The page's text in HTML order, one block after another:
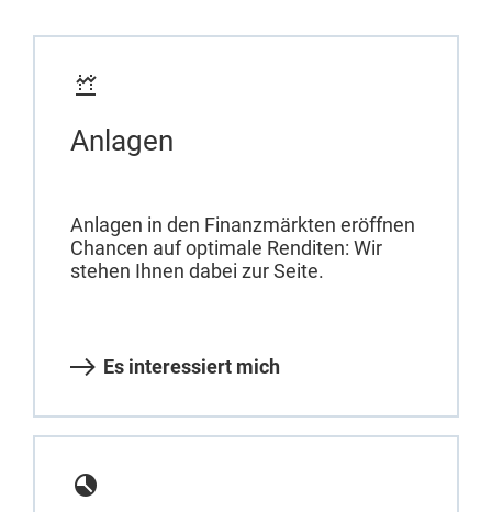
Anlagen
Anlagen in den Finanzmärkten eröffnen
Chancen auf optimale Renditen: Wir
stehen Ihnen dabei zur Seite.
Es interessiert mich